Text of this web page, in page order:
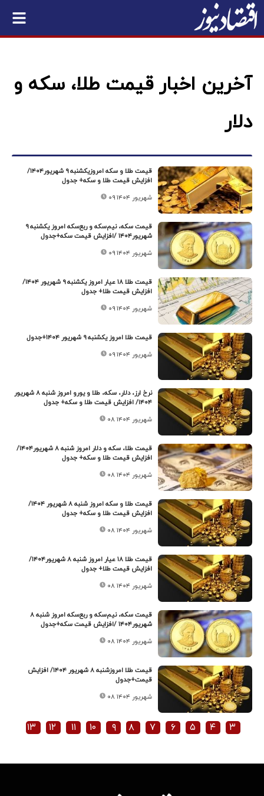
آخرین اخبار قیمت طلا، سکه و
دلار
قیمت طلا و سکه امروزیکشنبه ۹ شهریور۱۴۰۴/
افزایش قیمت طلا و سکه+ جدول
۰۹ شهریور ۱۴۰۴
قیمت سکه، نیم‌سکه و ربع‌سکه امروز یکشنبه ۹
شهریور۱۴۰۴ /افزایش قیمت سکه+جدول
۰۹ شهریور ۱۴۰۴
قیمت طلا ۱۸ عیار امروز یکشنبه ۹ شهریور ۱۴۰۴/
افزایش قیمت طلا+ جدول
۰۹ شهریور ۱۴۰۴
قیمت طلا امروز یکشنبه ۹ شهریور ۱۴۰۴+جدول
۰۹ شهریور ۱۴۰۴
نرخ ارز، دلار، سکه، طلا و یورو امروز شنبه ۸ شهریور
۱۴۰۴/ افزایش قیمت طلا و سکه+ جدول
۰۸ شهریور ۱۴۰۴
قیمت طلا، سکه و دلار امروز شنبه ۸ شهریور۱۴۰۴/
افزایش قیمت‌ طلا و سکه+ جدول
۰۸ شهریور ۱۴۰۴
قیمت طلا و سکه امروز شنبه ۸ شهریور ۱۴۰۴/
افزایش قیمت طلا و سکه+ جدول
۰۸ شهریور ۱۴۰۴
قیمت طلا ۱۸ عیار امروز شنبه ۸ شهریور۱۴۰۴/
افزایش قیمت طلا+ جدول
۰۸ شهریور ۱۴۰۴
قیمت سکه، نیم‌سکه و ربع‌سکه امروز شنبه ۸
شهریور۱۴۰۴ /افزایش قیمت سکه+جدول
۰۸ شهریور ۱۴۰۴
قیمت طلا امروزشنبه ۸ شهریور ۱۴۰۴/ افزایش
قیمت+جدول
۰۸ شهریور ۱۴۰۴
۳ ۴ ۵ ۶ ۷ ۸ ۹ ۱۰ ۱۱ ۱۲ ۱۳